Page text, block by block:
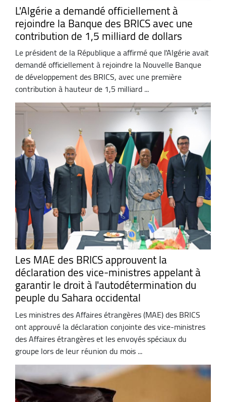
L'Algérie a demandé officiellement à
rejoindre la Banque des BRICS avec une
contribution de 1,5 milliard de dollars
Le président de la République a affirmé que l'Algérie avait
demandé officiellement à rejoindre la Nouvelle Banque
de développement des BRICS, avec une première
contribution à hauteur de 1,5 milliard ...
Les MAE des BRICS approuvent la
déclaration des vice-ministres appelant à
garantir le droit à l'autodétermination du
peuple du Sahara occidental
Les ministres des Affaires étrangères (MAE) des BRICS
ont approuvé la déclaration conjointe des vice-ministres
des Affaires étrangères et les envoyés spéciaux du
groupe lors de leur réunion du mois ...